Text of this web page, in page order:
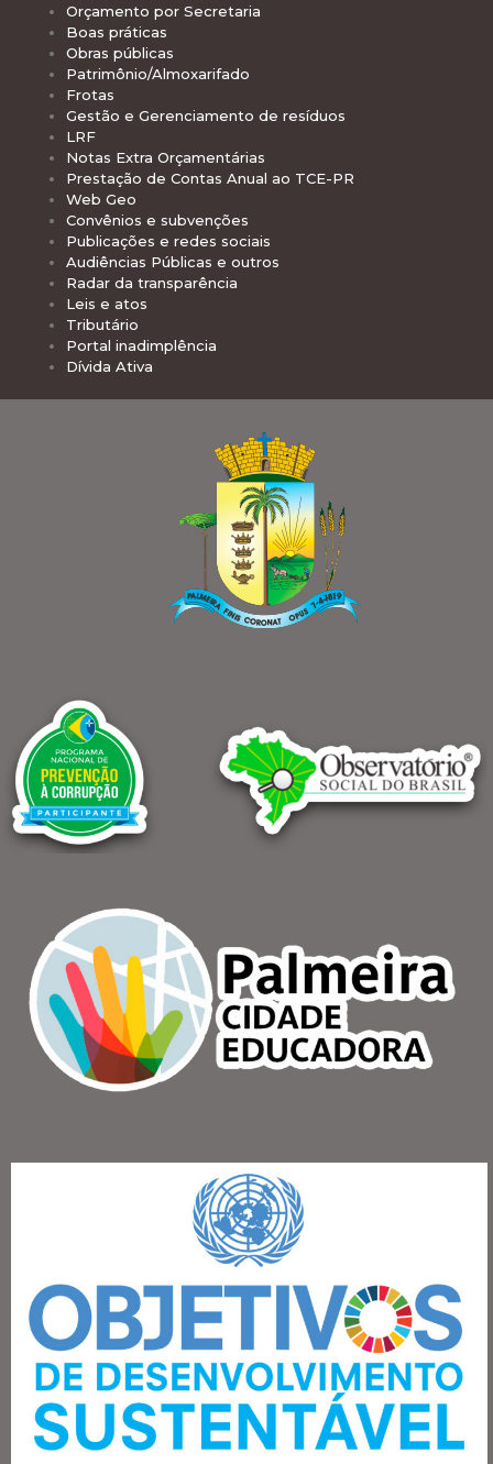
Orçamento por Secretaria
Boas práticas
Obras públicas
Patrimônio/Almoxarifado
Frotas
Gestão e Gerenciamento de resíduos
LRF
Notas Extra Orçamentárias
Prestação de Contas Anual ao TCE-PR
Web Geo
Convênios e subvenções
Publicações e redes sociais
Audiências Públicas e outros
Radar da transparência
Leis e atos
Tributário
Portal inadimplência
Dívida Ativa